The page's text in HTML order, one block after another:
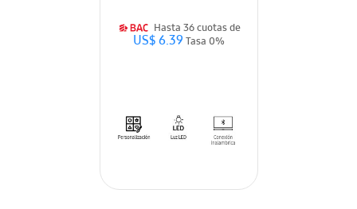
Hasta 36 cuotas de
US$ 6.39Tasa 0%